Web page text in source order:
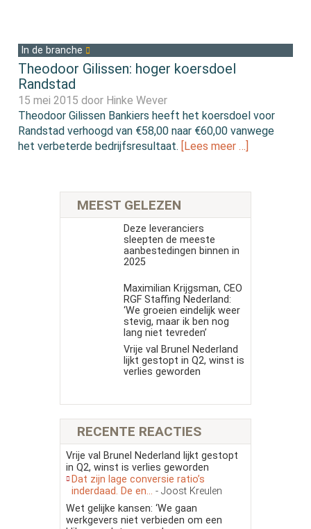
In de branche
Theodoor Gilissen: hoger koersdoel
Randstad
15 mei 2015 door Hinke Wever
Theodoor Gilissen Bankiers heeft het koersdoel voor
Randstad verhoogd van €58,00 naar €60,00 vanwege
het verbeterde bedrijfsresultaat.
[Lees meer …]
MEEST GELEZEN
Deze leveranciers
sleepten de meeste
aanbestedingen binnen in
2025
Maximilian Krijgsman, CEO
RGF Staffing Nederland:
‘We groeien eindelijk weer
stevig, maar ik ben nog
lang niet tevreden’
Vrije val Brunel Nederland
lijkt gestopt in Q2, winst is
verlies geworden
RECENTE REACTIES
Vrije val Brunel Nederland lijkt gestopt
in Q2, winst is verlies geworden
Dat zijn lage conversie ratio’s
inderdaad. De en... - Joost Kreulen
Wet gelijke kansen: ‘We gaan
werkgevers niet verbieden om een